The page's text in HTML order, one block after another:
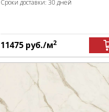
Сроки доставки: 30 дней
11475 руб./м2